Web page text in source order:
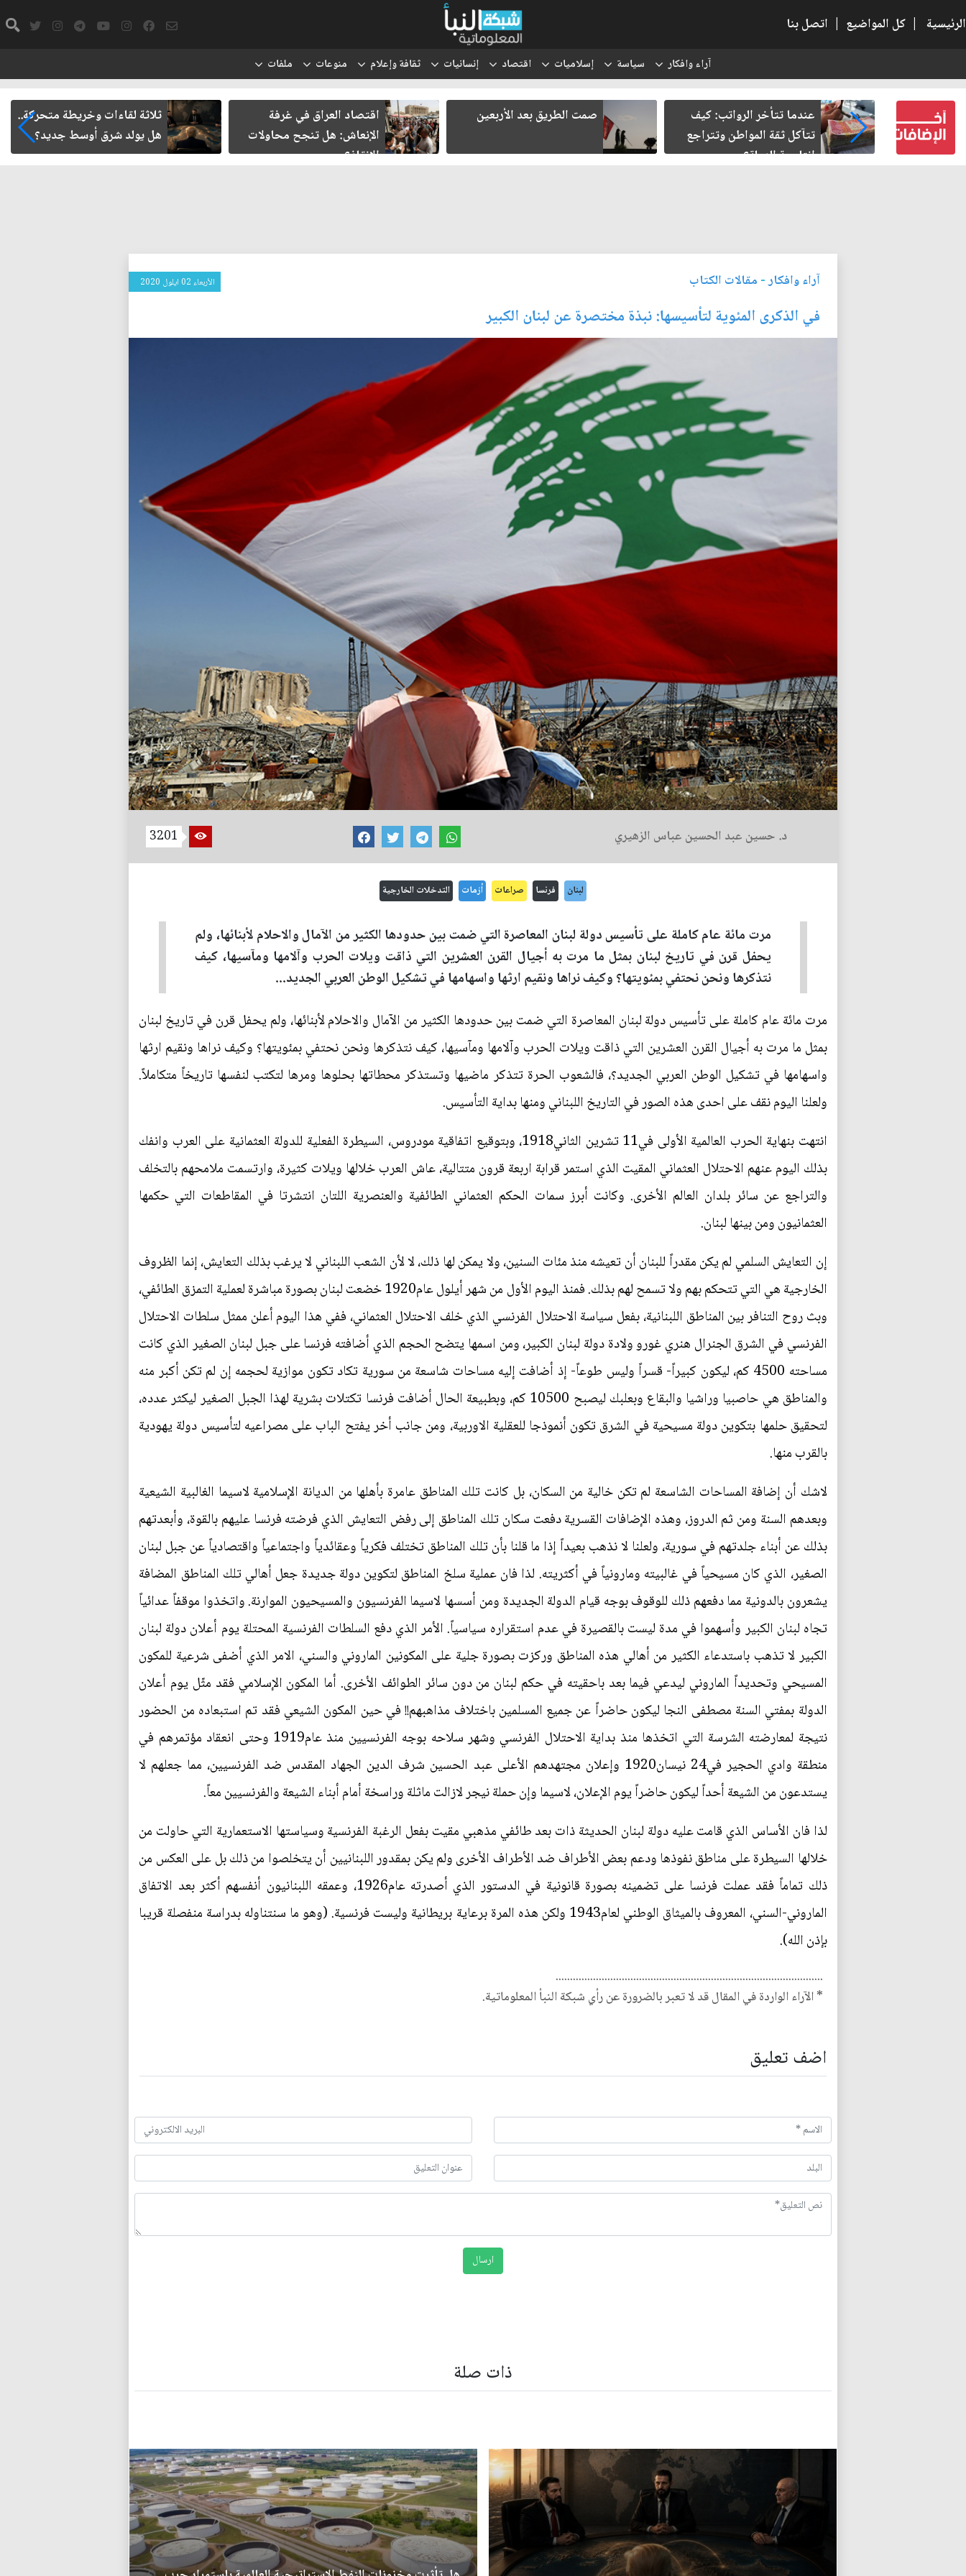
الرئيسية | كل المواضيع | اتصل بنا
آراء وافكار سياسة إسلاميات اقتصاد إنسانيات ثقافة وإعلام منوعات ملفات
حين
عندما تتأخر الرواتب: كيف
تتآكل ثقة المواطن وتتراجع
إنتاجية الدولة؟
صمت الطريق بعد الأربعين
اقتصاد العراق في غرفة
الإنعاش: هل تنجح محاولات
الإنقاذ؟
ثلاثة لقاءات وخريطة متحركة..
هل يولد شرق أوسط جديد؟
آراء وافكار- مقالات الكتاب الأربعاء 02 ايلول 2020
في الذكرى المئوية لتأسيسها: نبذة مختصرة عن لبنان الكبير
د. حسين عبد الحسين عباس الزهيري 3201
لبنان فرنسا صراعات أزمات التدخلات الخارجية
مرت مائة عام كاملة على تأسيس دولة لبنان المعاصرة التي ضمت بين حدودها الكثير من الآمال والاحلام لأبنائها، ولم
يحفل قرن في تاريخ لبنان بمثل ما مرت به أجيال القرن العشرين التي ذاقت ويلات الحرب وآلامها ومآسيها، كيف
نتذكرها ونحن نحتفي بمئويتها؟ وكيف نراها ونقيم ارثها واسهامها في تشكيل الوطن العربي الجديد...
مرت مائة عام كاملة على تأسيس دولة لبنان المعاصرة التي ضمت بين حدودها الكثير من الآمال والاحلام لأبنائها، ولم يحفل قرن في تاريخ لبنان
بمثل ما مرت به أجيال القرن العشرين التي ذاقت ويلات الحرب وآلامها ومآسيها، كيف نتذكرها ونحن نحتفي بمئويتها؟ وكيف نراها ونقيم ارثها
واسهامها في تشكيل الوطن العربي الجديد؟، فالشعوب الحرة تتذكر ماضيها وتستذكر محطاتها بحلوها ومرها لتكتب لنفسها تاريخاً متكاملاً.
ولعلنا اليوم نقف على احدى هذه الصور في التاريخ اللبناني ومنها بداية التأسيس.
انتهت بنهاية الحرب العالمية الأولى في11 تشرين الثاني1918، وبتوقيع اتفاقية مودروس، السيطرة الفعلية للدولة العثمانية على العرب وانفك
بذلك اليوم عنهم الاحتلال العثماني المقيت الذي استمر قرابة اربعة قرون متتالية، عاش العرب خلالها ويلات كثيرة، وارتسمت ملامحهم بالتخلف
والتراجع عن سائر بلدان العالم الأخرى. وكانت أبرز سمات الحكم العثماني الطائفية والعنصرية اللتان انتشرتا في المقاطعات التي حكمها
العثمانيون ومن بينها لبنان.
إن التعايش السلمي لم يكن مقدراً للبنان أن تعيشه منذ مئات السنين، ولا يمكن لها ذلك، لا لأن الشعب اللبناني لا يرغب بذلك التعايش، إنما الظروف
الخارجية هي التي تتحكم بهم ولا تسمح لهم بذلك. فمنذ اليوم الأول من شهر أيلول عام1920 خضعت لبنان بصورة مباشرة لعملية التمزق الطائفي،
وبث روح التنافر بين المناطق اللبنانية، بفعل سياسة الاحتلال الفرنسي الذي خلف الاحتلال العثماني، ففي هذا اليوم أعلن ممثل سلطات الاحتلال
الفرنسي في الشرق الجنرال هنري غورو ولادة دولة لبنان الكبير، ومن اسمها يتضح الحجم الذي أضافته فرنسا على جبل لبنان الصغير الذي كانت
مساحته 4500 كم، ليكون كبيراً- قسراً وليس طوعاً- إذ أضافت إليه مساحات شاسعة من سورية تكاد تكون موازية لحجمه إن لم تكن أكبر منه
والمناطق هي حاصبيا وراشيا والبقاع وبعلبك ليصبح 10500 كم، وبطبيعة الحال أضافت فرنسا تكتلات بشرية لهذا الجبل الصغير ليكثر عدده،
لتحقيق حلمها بتكوين دولة مسيحية في الشرق تكون أنموذجا للعقلية الاوربية، ومن جانب أخر يفتح الباب على مصراعيه لتأسيس دولة يهودية
بالقرب منها.
لاشك أن إضافة المساحات الشاسعة لم تكن خالية من السكان، بل كانت تلك المناطق عامرة بأهلها من الديانة الإسلامية لاسيما الغالبية الشيعية
وبعدهم السنة ومن ثم الدروز، وهذه الإضافات القسرية دفعت سكان تلك المناطق إلى رفض التعايش الذي فرضته فرنسا عليهم بالقوة، وأبعدتهم
بذلك عن أبناء جلدتهم في سورية، ولعلنا لا نذهب بعيداً إذا ما قلنا بأن تلك المناطق تختلف فكرياً وعقائدياً واجتماعياً واقتصادياً عن جبل لبنان
الصغير، الذي كان مسيحياً في غالبيته ومارونياً في أكثريته. لذا فان عملية سلخ المناطق لتكوين دولة جديدة جعل أهالي تلك المناطق المضافة
يشعرون بالدونية مما دفعهم ذلك للوقوف بوجه قيام الدولة الجديدة ومن أسسها لاسيما الفرنسيون والمسيحيون الموارنة. واتخذوا موقفاً عدائياً
تجاه لبنان الكبير وأسهموا في مدة ليست بالقصيرة في عدم استقراره سياسياً. الأمر الذي دفع السلطات الفرنسية المحتلة يوم أعلان دولة لبنان
الكبير لا تذهب باستدعاء الكثير من أهالي هذه المناطق وركزت بصورة جلية على المكونين الماروني والسني، الامر الذي أضفى شرعية للمكون
المسيحي وتحديداً الماروني ليدعي فيما بعد باحقيته في حكم لبنان من دون سائر الطوائف الأخرى. أما المكون الإسلامي فقد مثّل يوم أعلان
الدولة بمفتي السنة مصطفى النجا ليكون حاضراً عن جميع المسلمين باختلاف مذاهبهم!! في حين المكون الشيعي فقد تم استبعاده من الحضور
نتيجة لمعارضته الشرسة التي اتخذها منذ بداية الاحتلال الفرنسي وشهر سلاحه بوجه الفرنسيين منذ عام1919 وحتى انعقاد مؤتمرهم في
منطقة وادي الحجير في24 نيسان1920 وإعلان مجتهدهم الأعلى عبد الحسين شرف الدين الجهاد المقدس ضد الفرنسيين، مما جعلهم لا
يستدعون من الشيعة أحداً ليكون حاضراً يوم الإعلان، لاسيما وإن حملة نيجر لازالت ماثلة وراسخة أمام أبناء الشيعة والفرنسيين معاً.
لذا فان الأساس الذي قامت عليه دولة لبنان الحديثة ذات بعد طائفي مذهبي مقيت بفعل الرغبة الفرنسية وسياستها الاستعمارية التي حاولت من
خلالها السيطرة على مناطق نفوذها ودعم بعض الأطراف ضد الأطراف الأخرى ولم يكن بمقدور اللبنانيين أن يتخلصوا من ذلك بل على العكس من
ذلك تماماً فقد عملت فرنسا على تضمينه بصورة قانونية في الدستور الذي أصدرته عام1926، وعمقه اللبنانيون أنفسهم أكثر بعد الاتفاق
الماروني-السني، المعروف بالميثاق الوطني لعام1943 ولكن هذه المرة برعاية بريطانية وليست فرنسية. (وهو ما سنتناوله بدراسة منفصلة قريبا
بإذن الله).
.............................................................................................
* الآراء الواردة في المقال قد لا تعبر بالضرورة عن رأي شبكة النبأ المعلوماتية.
اضف تعليق
ذات صلة